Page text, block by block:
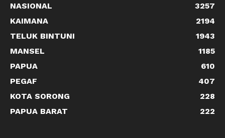
NASIONAL
3257
KAIMANA
2194
TELUK BINTUNI
1943
MANSEL
1185
PAPUA
610
PEGAF
407
KOTA SORONG
228
PAPUA BARAT
222